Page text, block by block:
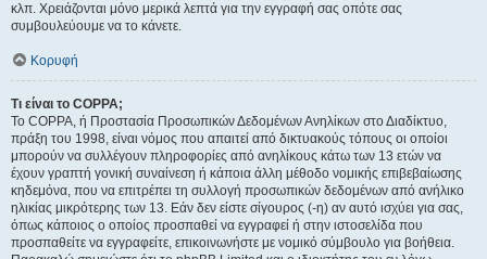
κλπ. Χρειάζονται μόνο μερικά λεπτά για την εγγραφή σας οπότε σας
συμβουλεύουμε να το κάνετε.
Κορυφή
Τι είναι το COPPA;
Το COPPA, ή Προστασία Προσωπικών Δεδομένων Ανηλίκων στο Διαδίκτυο,
πράξη του 1998, είναι νόμος που απαιτεί από δικτυακούς τόπους οι οποίοι
μπορούν να συλλέγουν πληροφορίες από ανηλίκους κάτω των 13 ετών να
έχουν γραπτή γονική συναίνεση ή κάποια άλλη μέθοδο νομικής επιβεβαίωσης
κηδεμόνα, που να επιτρέπει τη συλλογή προσωπικών δεδομένων από ανήλικο
ηλικίας μικρότερης των 13. Εάν δεν είστε σίγουρος (-η) αν αυτό ισχύει για σας,
όπως κάποιος ο οποίος προσπαθεί να εγγραφεί ή στην ιστοσελίδα που
προσπαθείτε να εγγραφείτε, επικοινωνήστε με νομικό σύμβουλο για βοήθεια.